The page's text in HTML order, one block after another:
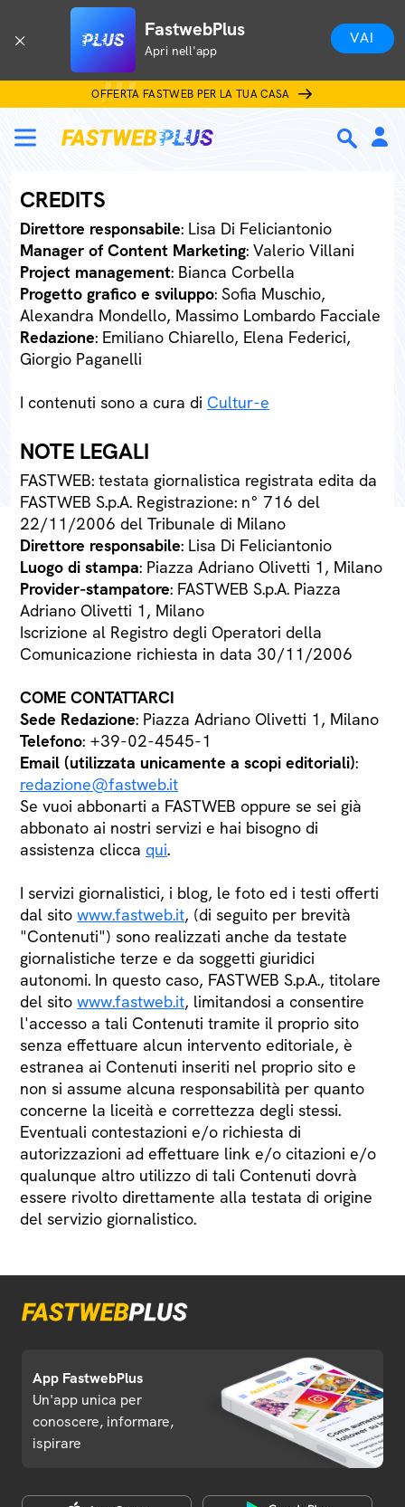
FastwebPlus
Apri nell'app
VAI
OFFERTA FASTWEB PER LA TUA CASA
CREDITS
Direttore responsabile: Lisa Di Feliciantonio
Manager of Content Marketing: Valerio Villani
Project management: Bianca Corbella
Progetto grafico e sviluppo: Sofia Muschio,
Alexandra Mondello, Massimo Lombardo Facciale
Redazione: Emiliano Chiarello, Elena Federici,
Giorgio Paganelli
I contenuti sono a cura di Cultur-e
NOTE LEGALI
FASTWEB: testata giornalistica registrata edita da
FASTWEB S.p.A. Registrazione: n° 716 del
22/11/2006 del Tribunale di Milano
Direttore responsabile: Lisa Di Feliciantonio
Luogo di stampa: Piazza Adriano Olivetti 1, Milano
Provider-stampatore: FASTWEB S.p.A. Piazza
Adriano Olivetti 1, Milano
Iscrizione al Registro degli Operatori della
Comunicazione richiesta in data 30/11/2006
COME CONTATTARCI
Sede Redazione: Piazza Adriano Olivetti 1, Milano
Telefono: +39-02-4545-1
Email (utilizzata unicamente a scopi editoriali):
redazione@fastweb.it
Se vuoi abbonarti a FASTWEB oppure se sei già
abbonato ai nostri servizi e hai bisogno di
assistenza clicca qui.
I servizi giornalistici, i blog, le foto ed i testi offerti
dal sito www.fastweb.it, (di seguito per brevità
"Contenuti") sono realizzati anche da testate
giornalistiche terze e da soggetti giuridici
autonomi. In questo caso, FASTWEB S.p.A., titolare
del sito www.fastweb.it, limitandosi a consentire
l'accesso a tali Contenuti tramite il proprio sito
senza effettuare alcun intervento editoriale, è
estranea ai Contenuti inseriti nel proprio sito e
non si assume alcuna responsabilità per quanto
concerne la liceità e correttezza degli stessi.
Eventuali contestazioni e/o richiesta di
autorizzazioni ad effettuare link e/o citazioni e/o
qualunque altro utilizzo di tali Contenuti dovrà
essere rivolto direttamente alla testata di origine
del servizio giornalistico.
App FastwebPlus
Un'app unica per
conoscere, informare,
ispirare